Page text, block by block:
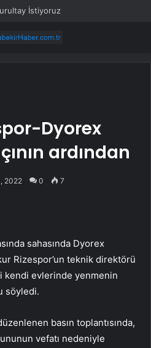
İstiyoruz
Dyorex
ardından
2022 0 7
sahasında Dyorex
Rizespor’un teknik direktörü
kendi evlerinde yenmenin
söyledi.
basın toplantısında,
vefatı nedeniyle